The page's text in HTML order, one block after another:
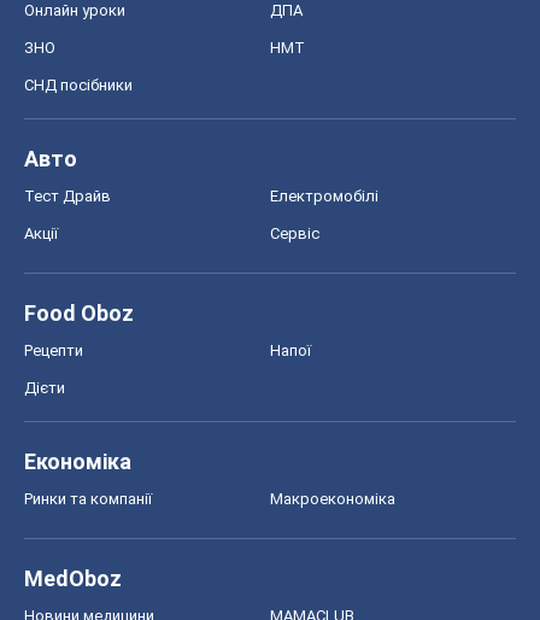
Онлайн уроки ДПА
ЗНО НМТ
СНД посібники
Авто
Тест Драйв Електромобілі
Акції Сервіс
Food Oboz
Рецепти Напої
Дієти
Економіка
Ринки та компанії Макроекономіка
MedOboz
Новини медицини MAMACLUB